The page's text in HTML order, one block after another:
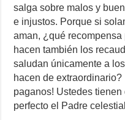
salga sobre malos y
e injustos. Porque si
aman, ¿qué recompensa
hacen también los
saludan únicamente a
hacen de
paganos! Ustedes
perfecto el Padre